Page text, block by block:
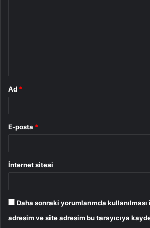
Ad *
E-posta *
İnternet sitesi
Daha sonraki yorumlarımda
adresim ve site adresim bu tarayıcıya